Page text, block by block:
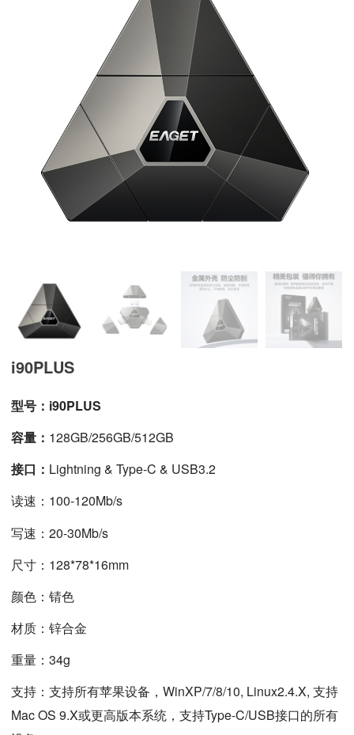
i90PLUS
型号：i90PLUS
容量： 128GB/256GB/512GB
接口： Lightning & Type-C & USB3.2
读速： 100-120Mb/s
写速：20-30Mb/s
尺寸：128*78*16mm
颜色：锖色
材质：锌合金
重量：34g
支持：支持所有苹果设备，WinXP/7/8/10, Linux2.4.X, 支持
Mac OS 9.X或更高版本系统，支持Type-C/USB接口的所有